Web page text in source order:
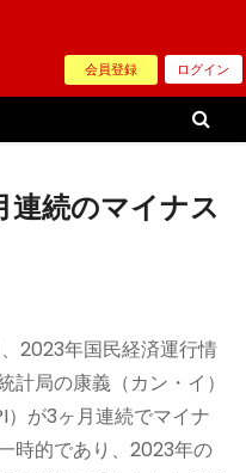
会員登録 ログイン
連続のマイナス
2023年国民経済運行情
局の康義（カン・イ）
が3ヶ月連続でマイナ
時的であり、2023年の